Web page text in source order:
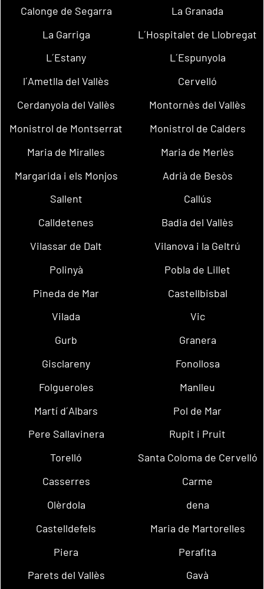
Calonge de Segarra
La Granada
La Garriga
L´Hospitalet de Llobregat
L´Estany
L´Espunyola
l´Ametlla del Vallès
Cervelló
Cerdanyola del Vallès
Montornès del Vallès
Monistrol de Montserrat
Monistrol de Calders
Maria de Miralles
Maria de Merlès
Margarida i els Monjos
Adrià de Besòs
Sallent
Callús
Calldetenes
Badia del Vallès
Vilassar de Dalt
Vilanova i la Geltrú
Polinyà
Pobla de Lillet
Pineda de Mar
Castellbisbal
Vilada
Vic
Gurb
Granera
Gisclareny
Fonollosa
Folgueroles
Manlleu
Martí d´Albars
Pol de Mar
Pere Sallavinera
Rupit i Pruit
Torelló
Santa Coloma de Cervelló
Casserres
Carme
Olèrdola
dena
Castelldefels
Maria de Martorelles
Piera
Perafita
Parets del Vallès
Gavà